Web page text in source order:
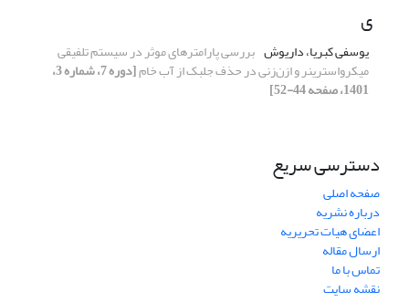
ی
یوسفی کبریا، داریوش بررسی پارامترهای موثر در سیستم تلفیقی
میکرواسترینر و ازن‌زنی در حذف جلبک از آب خام [دوره 7، شماره 3،
1401، صفحه 44-52]
دسترسی سریع
صفحه اصلی
درباره نشریه
اعضای هیات تحریریه
ارسال مقاله
تماس با ما
نقشه سایت